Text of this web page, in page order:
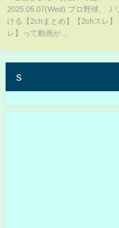
2025.05.07(Wed) プロ野球、Ｊ
ける【2chまとめ】【2chスレ】
レ】って動画が...
s